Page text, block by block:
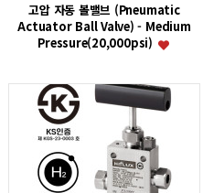
고압 자동 볼밸브 (Pneumatic
Actuator Ball Valve) - Medium
Pressure(20,000psi)